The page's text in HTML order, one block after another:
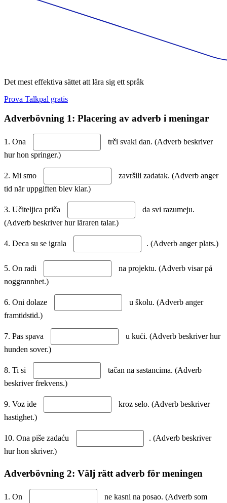
Det mest effektiva sättet att lära sig ett språk
Prova Talkpal gratis
Adverbövning 1: Placering av adverb i meningar
1. Ona
trči svaki dan. (Adverb beskriver
hur hon springer.)
2. Mi smo
završili zadatak. (Adverb anger
tid när uppgiften blev klar.)
3. Učiteljica priča
da svi razumeju.
(Adverb beskriver hur läraren talar.)
4. Deca su se igrala . (Adverb anger plats.)
5. On radi
na projektu. (Adverb visar på
noggrannhet.)
6. Oni dolaze
u školu. (Adverb anger
framtidstid.)
7. Pas spava
u kući. (Adverb beskriver hur
hunden sover.)
8. Ti si
tačan na sastancima. (Adverb
beskriver frekvens.)
9. Voz ide
kroz selo. (Adverb beskriver
hastighet.)
10. Ona piše zadaću
. (Adverb beskriver
hur hon skriver.)
Adverbövning 2: Välj rätt adverb för meningen
1. On
ne kasni na posao. (Adverb som